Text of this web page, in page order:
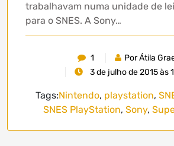
trabalhavam numa unidade de
para o SNES. A Sony…
1
Por Átila
3 de julho de 2015 às
Tags:Nintendo, playstation,
SNES PlayStation, Sony,